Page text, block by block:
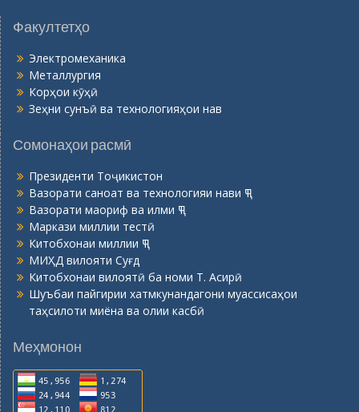
Факултетҳо
Электромеханика
Металлургия
Корҳои кӯҳӣ
Зеҳни сунъӣ ва технологияҳои нав
Сомонаҳои расмӣ
Президенти Тоҷикистон
Вазорати саноат ва технологияи нави ҶТ
Вазорати маориф ва илми ҶТ
Маркази миллии тестӣ
Китобхонаи миллии ҶТ
МИҲД вилояти Суғд
Китобхонаи вилоятӣ ба номи Т. Асирӣ
Шуъбаи пайгирии хатмкунандагони муассисаҳои
таҳсилоти миёна ва олии касбӣ
Меҳмонон